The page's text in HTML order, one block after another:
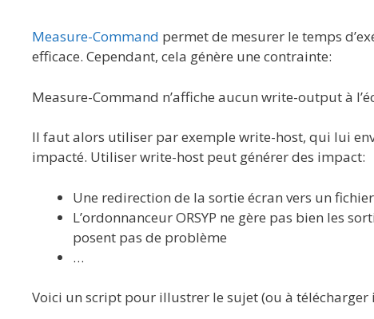
Measure-Command permet de mesurer le temps
efficace. Cependant, cela génère une contrainte:
Measure-Command n’affiche aucun write-output à
Il faut alors utiliser par exemple write-host, qui lui
impacté. Utiliser write-host peut générer des impact:
Une redirection de la sortie écran vers un
L’ordonnanceur ORSYP ne gère pas bien les
posent pas de problème
…
Voici un script pour illustrer le sujet (ou à télécharger